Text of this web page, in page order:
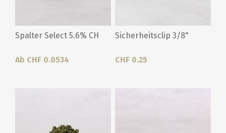
Spalter Select 5.6% CH
Ab CHF 0.0534
Sicherheitsclip 3/8"
CHF 0.25